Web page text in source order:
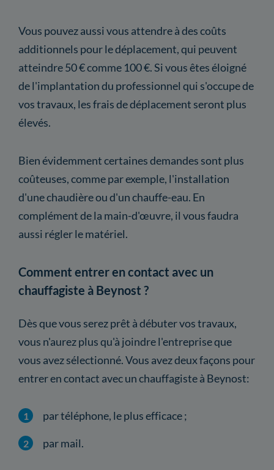
Vous pouvez aussi vous attendre à des coûts
additionnels pour le déplacement, qui peuvent
atteindre 50 € comme 100 €. Si vous êtes éloigné
de l'implantation du professionnel qui s'occupe de
vos travaux, les frais de déplacement seront plus
élevés.
Bien évidemment certaines demandes sont plus
coûteuses, comme par exemple, l'installation
d'une chaudière ou d'un chauffe-eau. En
complément de la main-d'œuvre, il vous faudra
aussi régler le matériel.
Comment entrer en contact avec un
chauffagiste à Beynost ?
Dès que vous serez prêt à débuter vos travaux,
vous n'aurez plus qu'à joindre l'entreprise que
vous avez sélectionné. Vous avez deux façons pour
entrer en contact avec un chauffagiste à Beynost:
par téléphone, le plus efficace ;
par mail.